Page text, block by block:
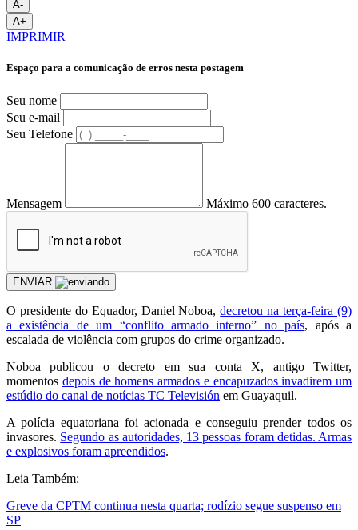
A-
A+
IMPRIMIR
Espaço para a comunicação de erros nesta postagem
Seu nome
Seu e-mail
Seu Telefone
Mensagem Máximo 600 caracteres.
ENVIAR
O presidente do Equador, Daniel Noboa,decretou na terça-feira (9)
a existência de um “conflito armado interno” no país, após a
escalada de violência com grupos do crime organizado.
Noboa publicou o decreto em sua conta X, antigo Twitter,
momentos depois de homens armados e encapuzados invadirem um
estúdio do canal de notícias TC Televisión em Guayaquil.
A polícia equatoriana foi acionada e conseguiu prender todos os
invasores. Segundo as autoridades, 13 pessoas foram detidas. Armas
e explosivos foram apreendidos.
Leia Também:
Greve da CPTM continua nesta quarta; rodízio segue suspenso em
SP